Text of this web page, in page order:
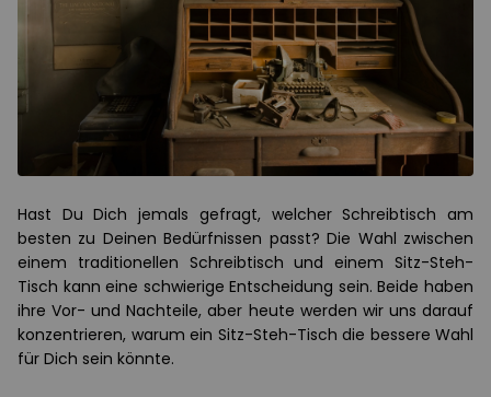
Hast Du Dich jemals gefragt, welcher Schreibtisch am
besten zu Deinen Bedürfnissen passt? Die Wahl zwischen
einem traditionellen Schreibtisch und einem Sitz-Steh-
Tisch kann eine schwierige Entscheidung sein. Beide haben
ihre Vor- und Nachteile, aber heute werden wir uns darauf
konzentrieren, warum ein Sitz-Steh-Tisch die bessere Wahl
für Dich sein könnte.